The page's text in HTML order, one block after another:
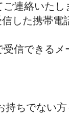
連絡いたし
した携帯電
信できる
持ちでない